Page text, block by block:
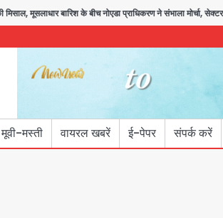
बारिश के बीच नोएडा प्राधिकरण ने संभाला मोर्चा, सेक्टर
मूवी-मस्ती वायरल खबरें ई-पेपर संपर्क करें